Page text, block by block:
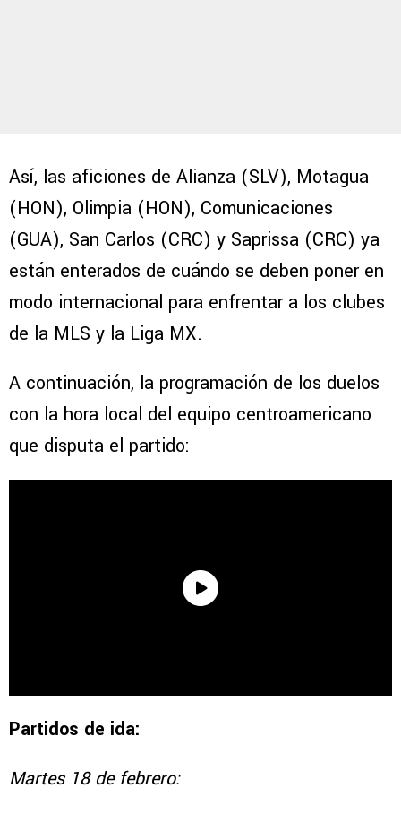
Así, las aficiones de Alianza (SLV), Motagua
(HON), Olimpia (HON), Comunicaciones
(GUA), San Carlos (CRC) y Saprissa (CRC) ya
están enterados de cuándo se deben poner en
modo internacional para enfrentar a los clubes
de la MLS y la Liga MX.
A continuación, la programación de los duelos
con la hora local del equipo centroamericano
que disputa el partido:
Partidos de ida:
Martes 18 de febrero: